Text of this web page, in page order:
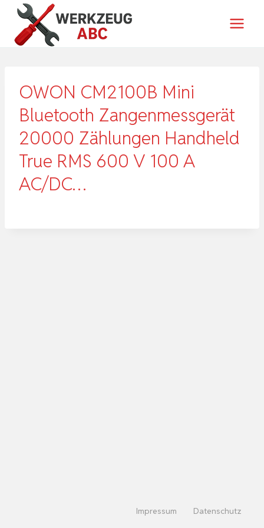
Zum
Inhalt
springen
OWON CM2100B Mini
Bluetooth Zangenmessgerät
20000 Zählungen Handheld
True RMS 600 V 100 A
AC/DC…
Impressum Datenschutz